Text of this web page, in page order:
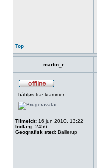
Top
martin_r
håbløs træ krammer
Tilmeldt: 16 jun 2010, 13:22
Indlæg: 2456
Geografisk sted: Ballerup